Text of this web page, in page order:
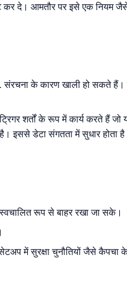
कर दे। आमतौर पर इसे एक नियम
के कारण खाली हो सकते हैं।
शर्तों के रूप में कार्य करते हैं जो
इससे डेटा संगतता में सुधार होता है
रूप से बाहर रखा जा सके।
में सुरक्षा चुनौतियों जैसे कैपचा